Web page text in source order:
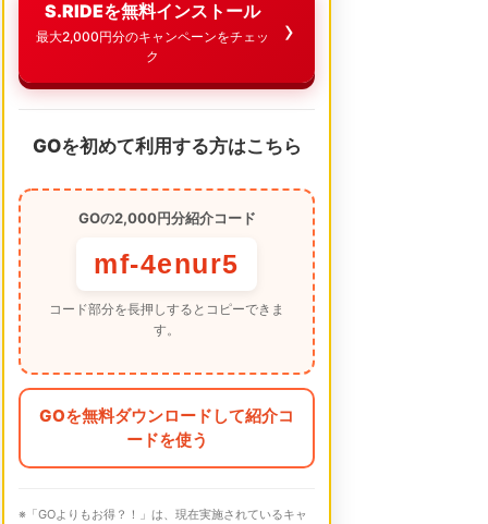
S.RIDEを無料インストール
最大2,000円分のキャンペーンをチェッ
ク
GOを初めて利用する方はこちら
GOの2,000円分紹介コード
mf-4enur5
コード部分を長押しするとコピーできま
す。
GOを無料ダウンロードして紹介コ
ードを使う
※「GOよりもお得？！」は、現在実施されているキャ